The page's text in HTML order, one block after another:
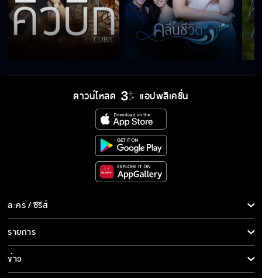
ดาวน์โหลด แอปพลิเคชั่น
ละคร / ซีรีส์
ละคร/ซีรีส์
ซีรีส์นานาชาติ
การ์ตูน & เกม
รายการ
รายการทั้งหมด
ข่าว